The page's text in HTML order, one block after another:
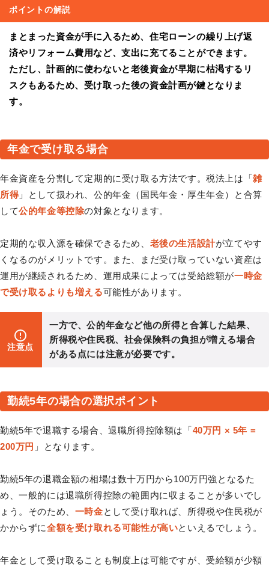
ポイントの解説
まとまった資金が手に入るため、住宅ローンの繰り上げ返
済やリフォーム費用など、支出に充てることができます。
ただし、計画的に使わないと老後資金が早期に枯渇するリ
スクもあるため、受け取った後の資金計画が鍵となりま
す。
年金で受け取る場合
年金資産を分割して定期的に受け取る方法です。税法上は「雑
所得」として扱われ、公的年金（国民年金・厚生年金）と合算
して公的年金等控除の対象となります。
定期的な収入源を確保できるため、 老後の生活設計が立てやす
くなるのがメリットです。また、まだ受け取っていない資産は
運用が継続されるため、運用成果によっては受給総額が一時金
で受け取るよりも増える可能性があります。
注意点
一方で、公的年金など他の所得と合算した結果、
所得税や住民税、社会保険料の負担が増える場合
がある点には注意が必要です。
勤続5年の場合の選択ポイント
勤続5年で退職する場合、退職所得控除額は「40万円 × 5年 =
200万円 」となります。
勤続5年の退職金額の相場は数十万円から100万円強となるた
め、一般的には退職所得控除の範囲内に収まることが多いでし
ょう。そのため、 一時金として受け取れば、所得税や住民税が
かからずに全額を受け取れる可能性が高いといえるでしょう。
年金として受け取ることも制度上は可能ですが、受給額が少額